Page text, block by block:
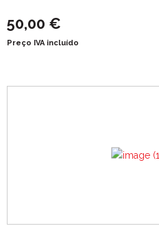
50,00 €
Preço IVA incluído